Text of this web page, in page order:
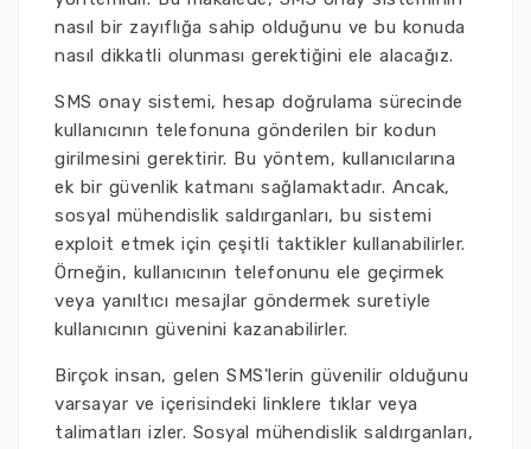
nasıl bir zayıflığa sahip olduğunu ve bu konuda
nasıl dikkatli olunması gerektiğini ele alacağız.
SMS onay sistemi, hesap doğrulama sürecinde
kullanıcının telefonuna gönderilen bir kodun
girilmesini gerektirir. Bu yöntem, kullanıcılarına
ek bir güvenlik katmanı sağlamaktadır. Ancak,
sosyal mühendislik saldırganları, bu sistemi
exploit etmek için çeşitli taktikler kullanabilirler.
Örneğin, kullanıcının telefonunu ele geçirmek
veya yanıltıcı mesajlar göndermek suretiyle
kullanıcının güvenini kazanabilirler.
Birçok insan, gelen SMS'lerin güvenilir olduğunu
varsayar ve içerisindeki linklere tıklar veya
talimatları izler. Sosyal mühendislik saldırganları,